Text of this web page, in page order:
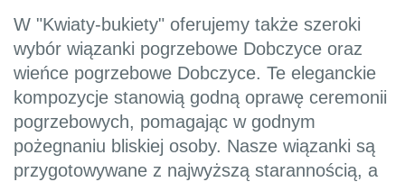
W "Kwiaty-bukiety" oferujemy także szeroki
wybór wiązanki pogrzebowe Dobczyce oraz
wieńce pogrzebowe Dobczyce. Te eleganckie
kompozycje stanowią godną oprawę ceremonii
pogrzebowych, pomagając w godnym
pożegnaniu bliskiej osoby. Nasze wiązanki są
przygotowywane z najwyższą starannością, a